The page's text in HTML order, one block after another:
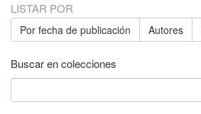
LISTAR POR
Por fecha de publicación Autores
Buscar en colecciones